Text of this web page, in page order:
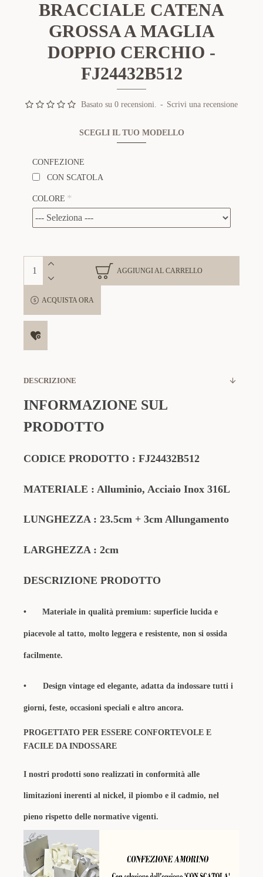
BRACCIALE CATENA
GROSSA A MAGLIA
DOPPIO CERCHIO -
FJ24432B512
Basato su 0 recensioni. - Scrivi una recensione
SCEGLI IL TUO MODELLO
CONFEZIONE
CON SCATOLA
COLORE
AGGIUNGI AL CARRELLO
ACQUISTA ORA
DESCRIZIONE
INFORMAZIONE SUL
PRODOTTO
CODICE PRODOTTO : FJ24432B512
MATERIALE : Alluminio, Acciaio Inox 316L
LUNGHEZZA : 23.5cm + 3cm Allungamento
LARGHEZZA : 2cm
DESCRIZIONE PRODOTTO
• Materiale in qualità premium: superficie lucida e
piacevole al tatto, molto leggera e resistente, non si ossida
facilmente.
• Design vintage ed elegante, adatta da indossare tutti i
giorni, feste, occasioni speciali e altro ancora.
PROGETTATO PER ESSERE CONFORTEVOLE E
FACILE DA INDOSSARE
I nostri prodotti sono realizzati in conformità alle
limitazioni inerenti al nickel, il piombo e il cadmio, nel
pieno rispetto delle normative vigenti.